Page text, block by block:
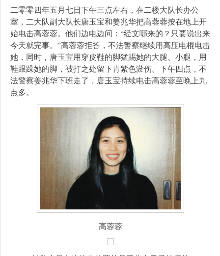
二零零四年五月七日下午三点左右，在二楼大队长办公
室，二大队副大队长唐玉宝和姜兆华把高蓉蓉按在地上开
始电击高蓉蓉。他们边电边问：“经文哪来的？只要说出来
今天就完事。”高蓉蓉拒答，不法警察继续用高压电棍电击
她，同时，唐玉宝用穿皮鞋的脚猛踢她的大腿、小腿，用
鞋跟跺她的脚，被打之处留下青紫色淤伤。下午四点，不
法警察姜兆华下班走了，唐玉宝持续电击高蓉蓉至晚上九
点多。
高蓉蓉